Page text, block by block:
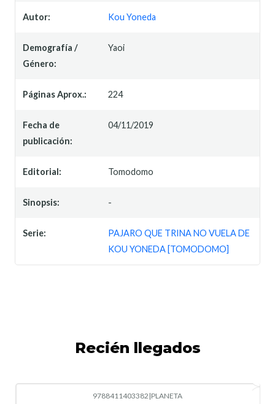
Autor: Kou Yoneda
Demografía /
Género:
Yaoi
Páginas Aprox.: 224
Fecha de
publicación:
04/11/2019
Editorial: Tomodomo
Sinopsis: -
Serie:
PAJARO QUE TRINA NO VUELA DE
KOU YONEDA [TOMODOMO]
Recién llegados
9788411403382 |PLANETA